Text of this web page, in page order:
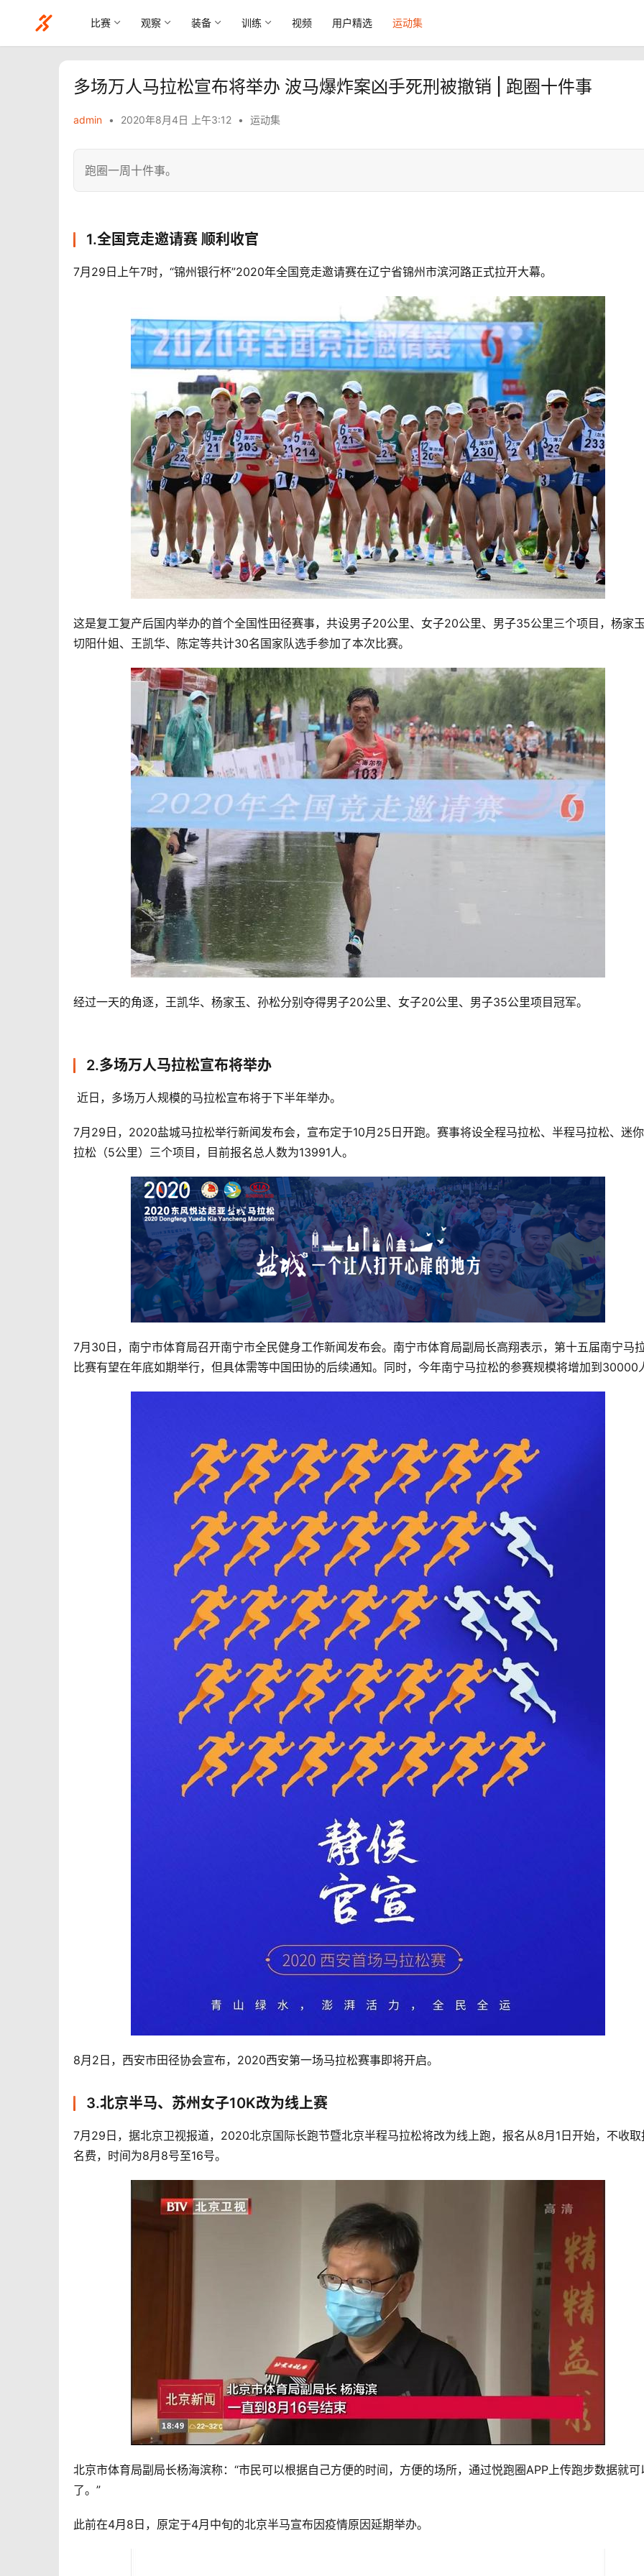
比赛 观察 装备 训练 视频 用户精选 运动集
多场万人马拉松宣布将举办 波马爆炸案凶手死刑被撤销 | 跑圈十件事
admin • 2020年8月4日 上午3:12 • 运动集
跑圈一周十件事。
1.全国竞走邀请赛 顺利收官
7月29日上午7时，“锦州银行杯”2020年全国竞走邀请赛在辽宁省锦州市滨河路正式拉开大幕。
这是复工复产后国内举办的首个全国性田径赛事，共设男子20公里、女子20公里、男子35公里三个项目，杨家
切阳什姐、王凯华、陈定等共计30名国家队选手参加了本次比赛。
经过一天的角逐，王凯华、杨家玉、孙松分别夺得男子20公里、女子20公里、男子35公里项目冠军。
2.多场万人马拉松宣布将举办
近日，多场万人规模的马拉松宣布将于下半年举办。
7月29日，2020盐城马拉松举行新闻发布会，宣布定于10月25日开跑。赛事将设全程马拉松、半程马拉松、迷
拉松（5公里）三个项目，目前报名总人数为13991人。
7月30日，南宁市体育局召开南宁市全民健身工作新闻发布会。南宁市体育局副局长高翔表示，第十五届南宁马
比赛有望在年底如期举行，但具体需等中国田协的后续通知。同时，今年南宁马拉松的参赛规模将增加到30000
8月2日，西安市田径协会宣布，2020西安第一场马拉松赛事即将开启。
3.北京半马、苏州女子10K改为线上赛
7月29日，据北京卫视报道，2020北京国际长跑节暨北京半程马拉松将改为线上跑，报名从8月1日开始，不收取
名费，时间为8月8号至16号。
北京市体育局副局长杨海滨称：“市民可以根据自己方便的时间，方便的场所，通过悦跑圈APP上传跑步数据就可
了。”
此前在4月8日，原定于4月中旬的北京半马宣布因疫情原因延期举办。